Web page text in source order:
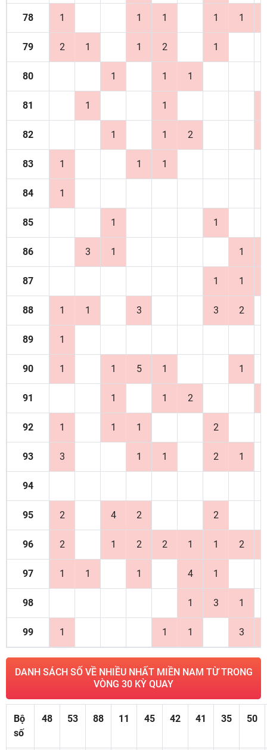
78 1 1 1 1 1
79 2 1 1 2 1
80 1 1 1
81 1 1
82 1 1 2
83 1 1 1
84 1
85 1 1
86 3 1 1
87 1 1
88 1 1 3 3 2
89 1
90 1 1 5 1 1
91 1 1 2
92 1 1 1 2
93 3 1 1 2 1
94
95 2 4 2 2
96 2 1 2 2 1 1 2
97 1 1 1 4 1
98 1 3 1
99 1 1 1 3
DANH SÁCH SỐ VỀ NHIỀU NHẤT MIỀN NAM TỪ TRONG
VÒNG 30 KỲ QUAY
Bộ
số
48 53 88 11 45 42 41 35 50